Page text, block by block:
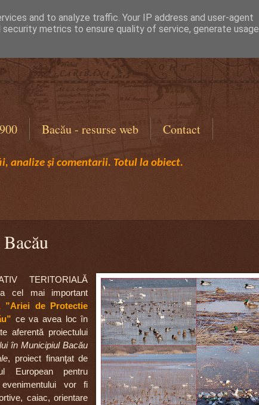
Bacău - resurse web Contact
analize și comentarii. Totul la obiect.
TERITORIALĂ
cel mai important
”Ariei de Protectie
ce va avea loc în
aferentă proiectului
în Municipiul Bacău
, proiect finanţat de
European pentru
vor fi
caiac, orientare
and to analyze traffic. Your IP address and user-agent
metrics to ensure quality of service, generate usage